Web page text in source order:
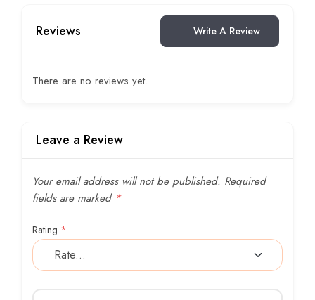
Reviews Write A Review
There are no reviews yet.
Leave a Review
Your email address will not be published. Required
fields are marked *
Rating *